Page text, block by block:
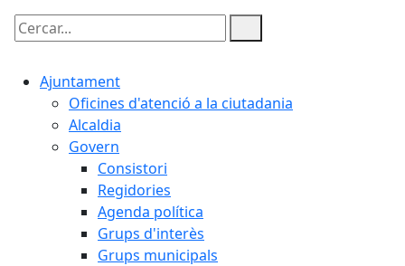
Cercar:
Ajuntament
Oficines d'atenció a la ciutadania
Alcaldia
Govern
Consistori
Regidories
Agenda política
Grups d'interès
Grups municipals